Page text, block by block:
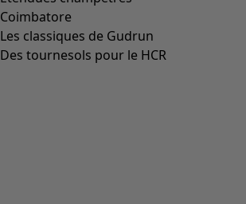
Coimbatore
Les classiques de Gudrun
Des tournesols pour le HCR